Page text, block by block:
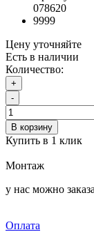
078620
9999
Цену уточняйте
Есть в наличии
Количество:
+
-
В корзину
Купить в 1 клик
Монтаж
у нас можно
Оплата